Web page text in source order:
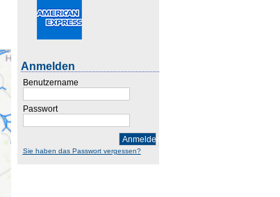
Anmelden
Benutzername
Passwort
Anmelden
Sie haben das Passwort vergessen?